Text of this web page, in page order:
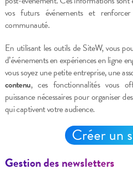
vos futurs événements et
communauté.
En utilisant les outils de SiteW, vous
d’événements en expériences en ligne
vous soyez une petite entreprise, une
contenu, ces fonctionnalités vous
puissance nécessaires pour organiser
qui captivent votre audience.
Créer un
Gestion des newsletters